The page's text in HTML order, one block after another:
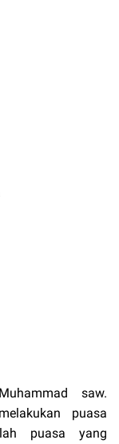
saw.
puasa
puasa yang